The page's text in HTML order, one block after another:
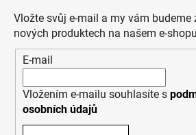
Vložte svůj e-mail a my vám
nových produktech na našem e-
E-mail
Vložením e-mailu souhlasíte s
osobních údajů